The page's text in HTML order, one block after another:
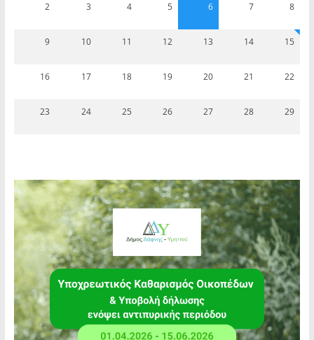
2 3 4 5 6 7 8
9 10 11 12 13 14 15
16 17 18 19 20 21 22
23 24 25 26 27 28 29